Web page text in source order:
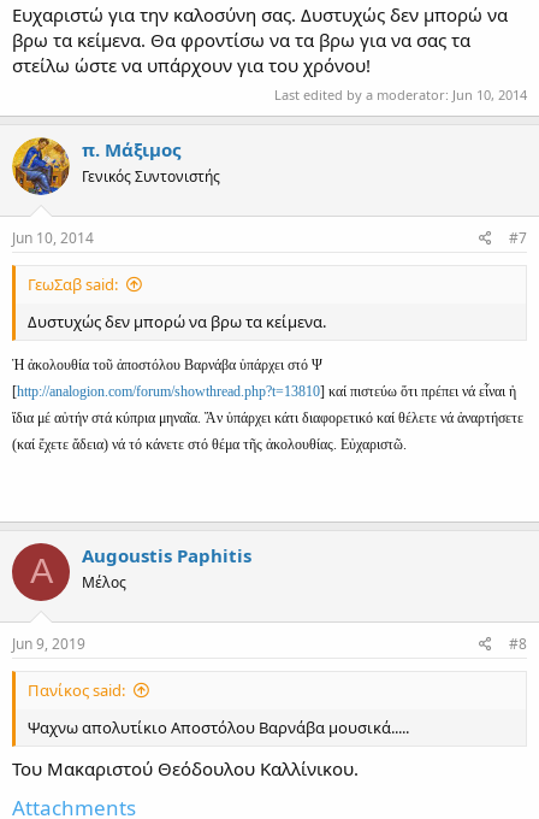
Ευχαριστώ για την καλοσύνη σας. Δυστυχώς δεν μπορώ να
βρω τα κείμενα. Θα φροντίσω να τα βρω για να σας τα
στείλω ώστε να υπάρχουν για του χρόνου!
Last edited by a moderator: Jun 10, 2014
π. Μάξιμος
Γενικός Συντονιστής
Jun 10, 2014 #7
ΓεωΣαβ said:
Δυστυχώς δεν μπορώ να βρω τα κείμενα.
Ἠ ἀκολουθία τοῦ ἀποστόλου Βαρνάβα ὑπάρχει στό Ψ
[http://analogion.com/forum/showthread.php?t=13810] καί πιστεύω ὅτι πρέπει νά εἶναι ἡ
ἴδια μέ αὐτήν στά κύπρια μηναῖα. Ἄν ὑπάρχει κάτι διαφορετικό καί θέλετε νά ἀναρτήσετε
(καί ἔχετε ἄδεια) νά τό κάνετε στό θέμα τῆς ἀκολουθίας. Εὐχαριστῶ.
A Augoustis Paphitis
Μέλος
Jun 9, 2019 #8
Πανίκος said:
Ψαχνω απολυτίκιο Αποστόλου Βαρνάβα μουσικά.....
Του Μακαριστού Θεόδουλου Καλλίνικου.
Attachments